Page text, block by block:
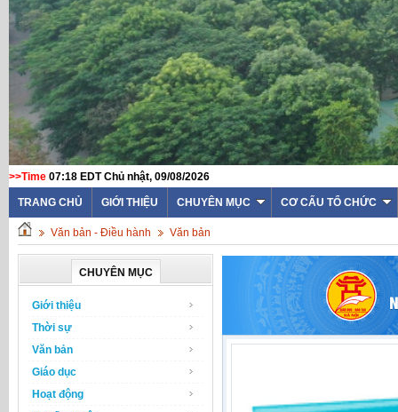
>>Time 07:18 EDT Chủ nhật, 09/08/2026
TRANG CHỦ GIỚI THIỆU CHUYÊN MỤC CƠ CẤU TỔ CHỨC
Văn bản - Điều hành Văn bản
CHUYÊN MỤC
Giới thiệu
Thời sự
Văn bản
Giáo dục
Hoạt động